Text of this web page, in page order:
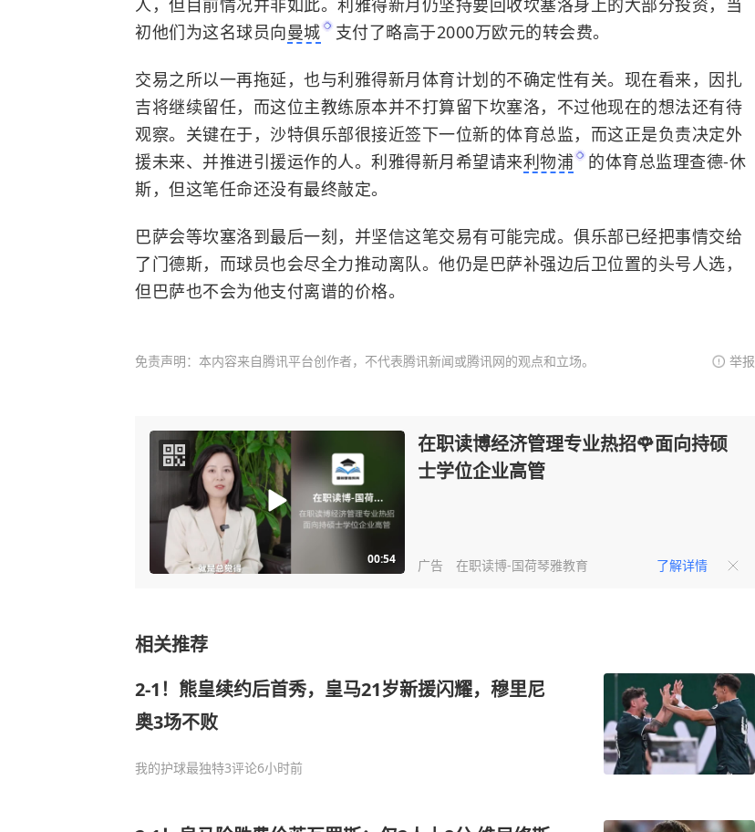
初他们为这名球员向曼城 支付了略高于2000万欧元的转会费。
交易之所以一再拖延，也与利雅得新月体育计划的不确定性有关。现在看来，因扎
吉将继续留任，而这位主教练原本并不打算留下坎塞洛，不过他现在的想法还有待
观察。关键在于，沙特俱乐部很接近签下一位新的体育总监，而这正是负责决定外
援未来、并推进引援运作的人。利雅得新月希望请来利物浦
的体育总监理查德-休
斯，但这笔任命还没有最终敲定。
巴萨会等坎塞洛到最后一刻，并坚信这笔交易有可能完成。俱乐部已经把事情交给
了门德斯，而球员也会尽全力推动离队。他仍是巴萨补强边后卫位置的头号人选，
但巴萨也不会为他支付离谱的价格。
免责声明：本内容来自腾讯平台创作者，不代表腾讯新闻或腾讯网的观点和立场。 举报
00:54
在职读博经济管理专业热招🌹面向持硕
士学位企业高管
广告 在职读博-国荷琴雅教育 了解详情
相关推荐
2-1！熊皇续约后首秀，皇马21岁新援闪耀，穆里尼
奥3场不败
我的护球最独特3评论6小时前